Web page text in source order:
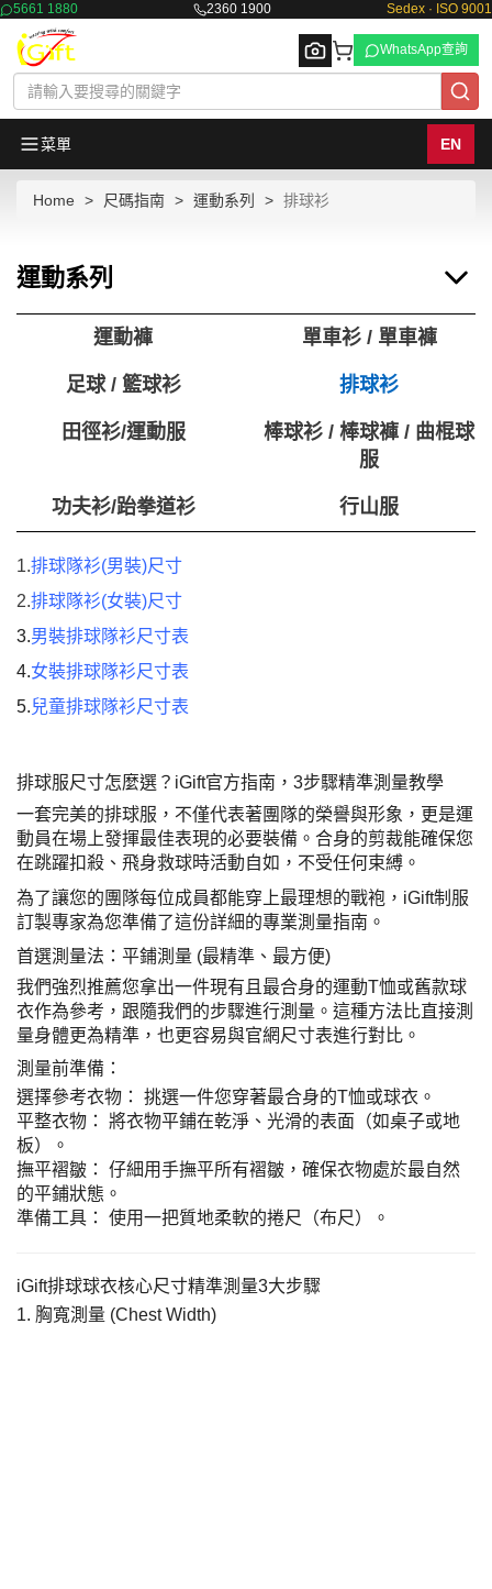
5661 1880 2360 1900 Sedex · ISO 9001
Browse
WhatsApp查詢
菜單 EN
Home 尺碼指南 運動系列 排球衫
運動系列
運動褲 單車衫 / 單車褲
足球 / 籃球衫 排球衫
田徑衫/運動服
棒球衫 / 棒球褲 / 曲棍球
服
功夫衫/跆拳道衫 行山服
1.排球隊衫(男裝)尺寸
2.排球隊衫(女裝)尺寸
3.男裝排球隊衫尺寸表
4.女裝排球隊衫尺寸表
5.兒童排球隊衫尺寸表
排球服尺寸怎麼選？iGift官方指南，3步驟精準測量教學
一套完美的排球服，不僅代表著團隊的榮譽與形象，更是運
動員在場上發揮最佳表現的必要裝備。合身的剪裁能確保您
在跳躍扣殺、飛身救球時活動自如，不受任何束縛。
為了讓您的團隊每位成員都能穿上最理想的戰袍，iGift制服
訂製專家為您準備了這份詳細的專業測量指南。
首選測量法：平鋪測量 (最精準、最方便)
我們強烈推薦您拿出一件現有且最合身的運動T恤或舊款球
衣作為參考，跟隨我們的步驟進行測量。這種方法比直接測
量身體更為精準，也更容易與官網尺寸表進行對比。
測量前準備：
選擇參考衣物： 挑選一件您穿著最合身的T恤或球衣。
平整衣物： 將衣物平鋪在乾淨、光滑的表面（如桌子或地
板）。
撫平褶皺： 仔細用手撫平所有褶皺，確保衣物處於最自然
的平鋪狀態。
準備工具： 使用一把質地柔軟的捲尺（布尺）。
iGift排球球衣核心尺寸精準測量3大步驟
1. 胸寬測量 (Chest Width)